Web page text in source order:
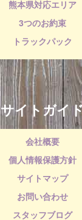
熊本県対応エリア
3つのお約束
トラックパック
サイトガイ
会社概要
個人情報保護方針
サイトマップ
お問い合わせ
スタッフブログ